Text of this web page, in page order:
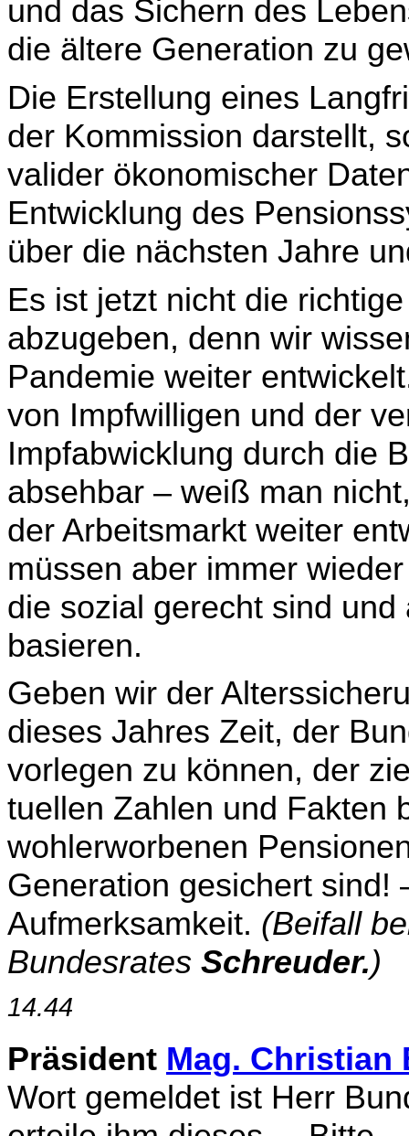
und das Sichern des
die ältere Generation zu
Die Erstellung eines
der Kommission darstellt,
valider ökonomischer
Entwick­lung des
über die nächsten Jahre
Es ist jetzt nicht die
abzugeben, denn wir
Pandemie weiter
von Impf­willigen und der
Impfabwicklung durch die
absehbar – weiß man
der Arbeitsmarkt weiter
müssen aber immer
die sozial gerecht sind
basieren.
Geben wir der
dieses Jahres Zeit, der
vorlegen zu können, der
tuellen Zahlen und Fakten
wohlerworbenen
Generation gesichert sind!
Aufmerksamkeit. (Beifall
Bundesrates Schreuder.)
14.44
Präsident Mag. Christian
Wort gemeldet ist Herr